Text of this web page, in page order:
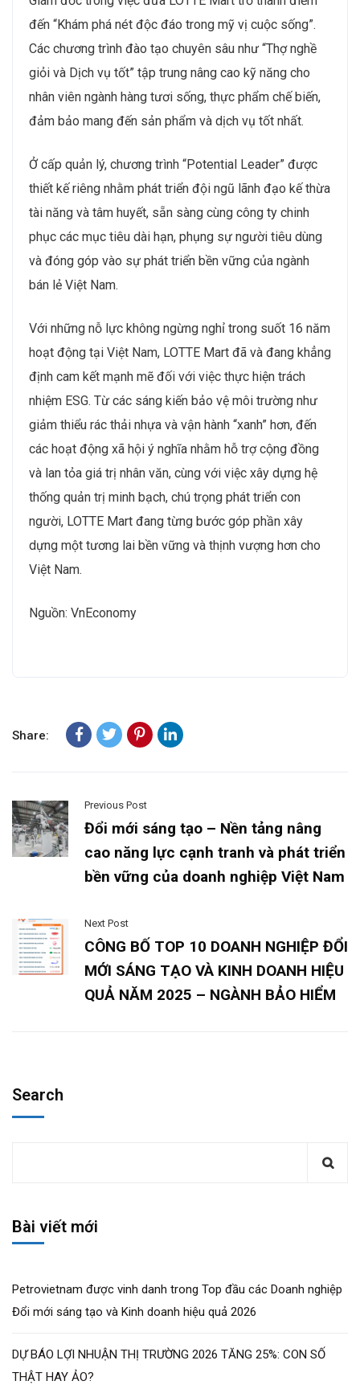
đến “Khám phá nét độc đáo trong mỹ vị cuộc sống”.
Các chương trình đào tạo chuyên sâu như “Thợ nghề
giỏi và Dịch vụ tốt” tập trung nâng cao kỹ năng cho
nhân viên ngành hàng tươi sống, thực phẩm chế biến,
đảm bảo mang đến sản phẩm và dịch vụ tốt nhất.
Ở cấp quản lý, chương trình “Potential Leader” được
thiết kế riêng nhằm phát triển đội ngũ lãnh đạo kế thừa
tài năng và tâm huyết, sẵn sàng cùng công ty chinh
phục các mục tiêu dài hạn, phụng sự người tiêu dùng
và đóng góp vào sự phát triển bền vững của ngành
bán lẻ Việt Nam.
Với những nỗ lực không ngừng nghỉ trong suốt 16 năm
hoạt động tại Việt Nam, LOTTE Mart đã và đang khẳng
định cam kết mạnh mẽ đối với việc thực hiện trách
nhiệm ESG. Từ các sáng kiến bảo vệ môi trường như
giảm thiểu rác thải nhựa và vận hành “xanh” hơn, đến
các hoạt động xã hội ý nghĩa nhằm hỗ trợ cộng đồng
và lan tỏa giá trị nhân văn, cùng với việc xây dựng hệ
thống quản trị minh bạch, chú trọng phát triển con
người, LOTTE Mart đang từng bước góp phần xây
dựng một tương lai bền vững và thịnh vượng hơn cho
Việt Nam.
Nguồn: VnEconomy
Share:
Previous Post
Đổi mới sáng tạo – Nền tảng nâng
cao năng lực cạnh tranh và phát triển
bền vững của doanh nghiệp Việt Nam
Next Post
CÔNG BỐ TOP 10 DOANH NGHIỆP ĐỔI
MỚI SÁNG TẠO VÀ KINH DOANH HIỆU
QUẢ NĂM 2025 – NGÀNH BẢO HIỂM
Search
Bài viết mới
Petrovietnam được vinh danh trong Top đầu các Doanh nghiệp
Đổi mới sáng tạo và Kinh doanh hiệu quả 2026
DỰ BÁO LỢI NHUẬN THỊ TRƯỜNG 2026 TĂNG 25%: CON SỐ
THẬT HAY ẢO?